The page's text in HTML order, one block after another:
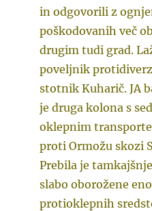
in odgovorili z
poškodovanih več
drugim tudi grad.
poveljnik
stotnik Kuharič. JA
je druga kolona s
oklepnim
proti Ormožu skozi
Prebila je
slabo oborožene
protioklepnih